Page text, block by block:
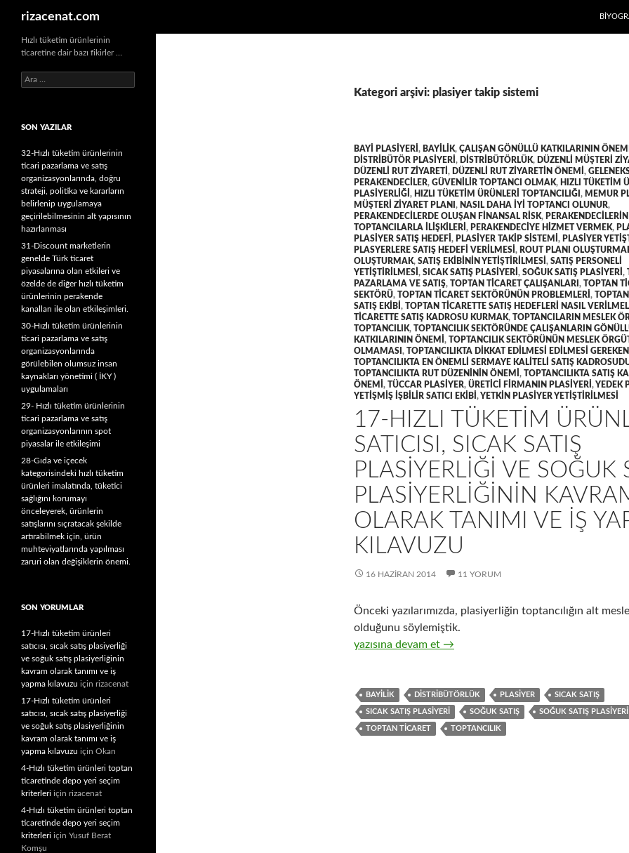
rizacenat.com
Kategori arşivi: plasiyer takip sistemi
BAYI PLASIYERI , BAYILIK, ÇALIŞAN GÖNÜLLÜ KATKILARININ ÖNEMI
DISTRIBÜTÖR PLASIYERI , DISTRIBÜTÖRLÜK, DÜZENLI MÜŞTERI
DÜZENLI RUT ZIYARETI , DÜZENLI RUT ZIYARETIN ÖNEMI ,
PERAKENDECILER, GÜVENILIR TOPTANCI OLMAK, HIZLI TÜKETIM
PLASIYERLIĞI , HIZLI TÜKETIM ÜRÜNLERI TOPTANCILIĞI , MEMUR
MÜŞTERI ZIYARET PLANI , NASIL DAHA IYI TOPTANCI OLUNUR,
PERAKENDECILERDE OLUŞAN FINANSAL RISK, PERAKENDECILERIN
TOPTANCILARLA ILIŞKILERI , PERAKENDECIYE HIZMET VERMEK,
PLASIYER SATIŞ HEDEFI , PLASIYER TAKIP SISTEMI , PLASIYER
PLASYERLERE SATIŞ HEDEFI VERILMESI , ROUT PLANI
OLUŞTURMAK, SATIŞ EKIBININ YETIŞTIRILMESI , SATIŞ PERSONELI
YETIŞTIRILMESI , SICAK SATIŞ PLASIYERI , SOĞUK SATIŞ PLASIYERI ,
PAZARLAMA VE SATIŞ, TOPTAN TICARET ÇALIŞANLARI , TOPTAN
SEKTÖRÜ, TOPTAN TICARET SEKTÖRÜNÜN PROBLEMLERI ,
SATIŞ EKIBI , TOPTAN TICARETTE SATIŞ HEDEFLERI NASIL
TICARETTE SATIŞ KADROSU KURMAK, TOPTANCILARIN MESLEK
TOPTANCILIK, TOPTANCILIK SEKTÖRÜNDE ÇALIŞANLARIN
KATKILARININ ÖNEMI , TOPTANCILIK SEKTÖRÜNÜN MESLEK
OLMAMASI , TOPTANCILIKTA DIKKAT EDILMESI EDILMESI
TOPTANCILIKTA EN ÖNEMLI SERMAYE KALITELI SATIŞ
TOPTANCILIKTA RUT DÜZENININ ÖNEMI , TOPTANCILIKTA SATIŞ
ÖNEMI , TÜCCAR PLASIYER, ÜRETICI FIRMANIN PLASIYERI ,YEDEK
YETIŞMIŞ IŞBILIR SATICI EKIBI ,YETKIN PLASIYER YETIŞTIRILMESI
17-HIZLI TÜKETIM
SATICISI, SICAK SATIŞ
PLASIYERLIĞI VE SOĞUK
PLASIYERLIĞININ
OLARAK TANIMI VE IŞ
KILAVUZU
16 HAZIRAN 2014 11 YORUM
Önceki yazılarımızda, plasiyerliğin toptancılığın alt
olduğunu söylemiştik.
17-Hızlı tüketim ürünleri satıcısı, sıcak satış
yazısına devam et →
BAYILIK DISTRIBÜTÖRLÜK PLASIYER SICAK SATIŞ
SICAK SATIŞ PLASIYERI SOĞUK SATIŞ SOĞUK SATIŞ PLASIYERI
TOPTAN TICARET TOPTANCILIK
Hızlı tüketim ürünlerinin
ticaretine dair bazı fikirler …
A
r
a
SON YAZILAR
32-Hızlı tüketim ürünlerinin
ticari pazarlama ve satış
organizasyonlarında, doğru
strateji, politika ve kararların
belirlenip uygulamaya
geçirilebilmesinin alt yapısının
hazırlanması
31-Discount marketlerin
genelde Türk ticaret
piyasalarına olan etkileri ve
özelde de diğer hızlı tüketim
ürünlerinin perakende
kanalları ile olan etkileşimleri.
30-Hızlı tüketim ürünlerinin
ticari pazarlama ve satış
organizasyonlarında
görülebilen olumsuz insan
kaynakları yönetimi ( İKY )
uygulamaları
29- Hızlı tüketim ürünlerinin
ticari pazarlama ve satış
organizasyonlarının spot
piyasalar ile etkileşimi
28-Gıda ve içecek
kategorisindeki hızlı tüketim
ürünleri imalatında, tüketici
sağlığını korumayı
önceleyerek, ürünlerin
satışlarını sıçratacak şekilde
artırabilmek için, ürün
muhteviyatlarında yapılması
zaruri olan değişiklerin önemi.
SON YORUMLAR
17-Hızlı tüketim ürünleri
satıcısı, sıcak satış plasiyerliği
ve soğuk satış plasiyerliğinin
kavram olarak tanımı ve iş
yapma kılavuzu için rizacenat
17-Hızlı tüketim ürünleri
satıcısı, sıcak satış plasiyerliği
ve soğuk satış plasiyerliğinin
kavram olarak tanımı ve iş
yapma kılavuzu için Okan
4-Hızlı tüketim ürünleri toptan
ticaretinde depo yeri seçim
kriterleri için rizacenat
4-Hızlı tüketim ürünleri toptan
ticaretinde depo yeri seçim
kriterleri için Yusuf Berat
Komşu